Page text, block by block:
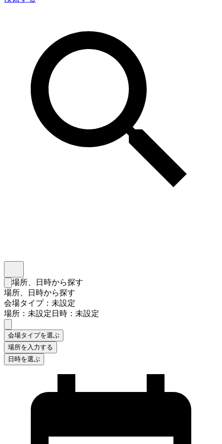
検索フォームを閉じる
場所、日時から探す
場所、日時から探す
会場タイプ：未設定
場所：未設定日時：未設定
会場タイプを選ぶ
場所を入力する
日時を選ぶ